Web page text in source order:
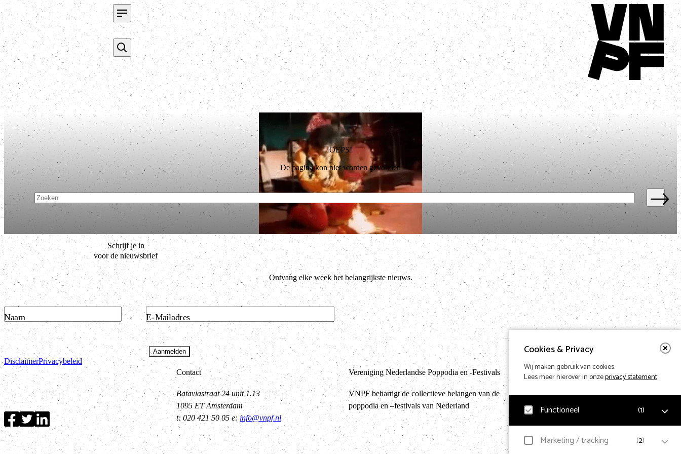
Cookies & Privacy
Wij maken gebruik van cookies.
Lees meer hierover in onzeprivacy statement.
Functioneel (1)
Noodzakelijk
Marketing / tracking (2)
Terug naar homepage
OEPS!
De pagina kon niet worden gevonden
Schrijf je in
voor de nieuwsbrief
Ontvang elke week het belangrijkste nieuws.
Naam E-Mailadres
Aanmelden
DisclaimerPrivacybeleid
Contact
Bataviastraat 24 unit 1.13
1095 ET Amsterdam
t: 020 421 50 05 e: info@vnpf.nl
Vereniging Nederlandse Poppodia en -Festivals
VNPF behartigt de collectieve belangen van de
poppodia en –festivals van Nederland